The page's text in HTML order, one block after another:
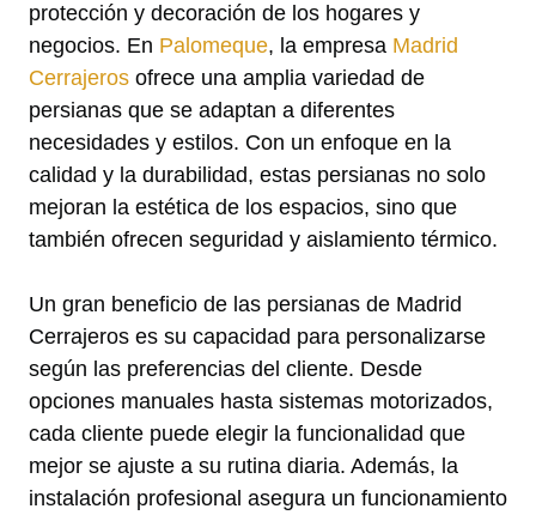
protección y decoración de los hogares y
negocios. En Palomeque, la empresa Madrid
Cerrajeros ofrece una amplia variedad de
persianas que se adaptan a diferentes
necesidades y estilos. Con un enfoque en la
calidad y la durabilidad, estas persianas no solo
mejoran la estética de los espacios, sino que
también ofrecen seguridad y aislamiento térmico.
Un gran beneficio de las persianas de Madrid
Cerrajeros es su capacidad para personalizarse
según las preferencias del cliente. Desde
opciones manuales hasta sistemas motorizados,
cada cliente puede elegir la funcionalidad que
mejor se ajuste a su rutina diaria. Además, la
instalación profesional asegura un funcionamiento